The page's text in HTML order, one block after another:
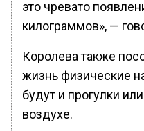
это чревато
килограммов», —
Королева также
жизнь физические
будут и прогулки
воздухе.